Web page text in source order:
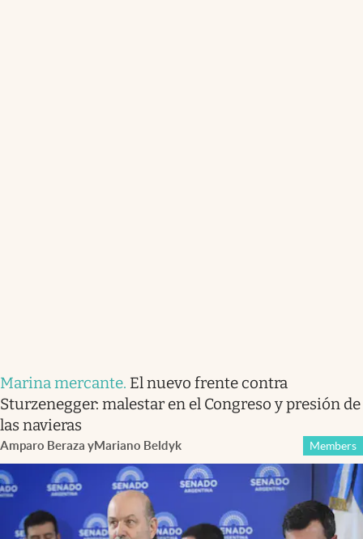
Marina mercante. El nuevo frente contra
Sturzenegger: malestar en el Congreso y presión de
las navieras
Amparo Beraza yMariano Beldyk Members